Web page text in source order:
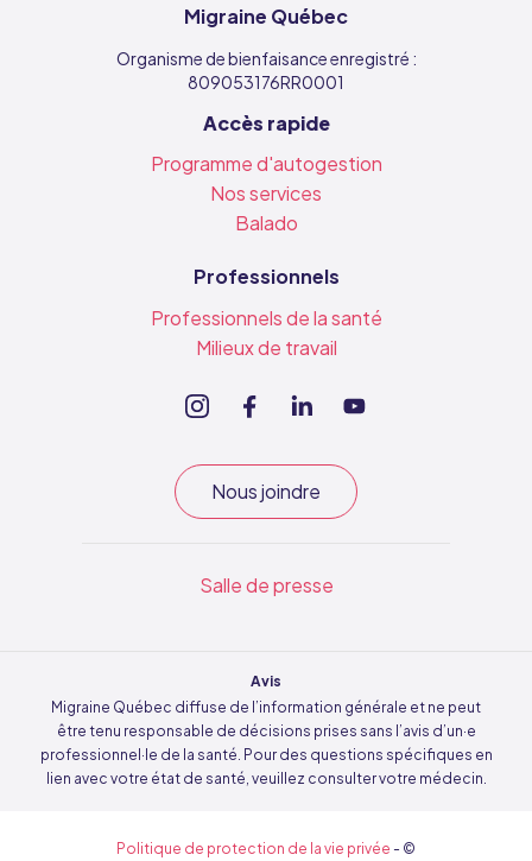
Migraine Québec
Organisme de bienfaisance enregistré :
809053176RR0001
Accès rapide
Programme d'autogestion
Nos services
Balado
Professionnels
Professionnels de la santé
Milieux de travail
Nous joindre
Salle de presse
Avis
Migraine Québec diffuse de l’information générale et ne peut
être tenu responsable de décisions prises sans l’avis d’un·e
professionnel·le de la santé. Pour des questions spécifiques en
lien avec votre état de santé, veuillez consulter votre médecin.
Politique de protection de la vie privée - ©